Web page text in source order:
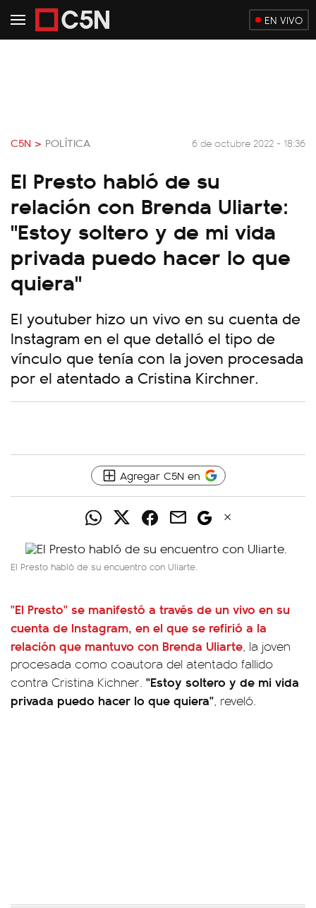
EN VIVO
C5N > POLÍTICA 6 de octubre 2022 - 18:36
El Presto habló de su
relación con Brenda Uliarte:
"Estoy soltero y de mi vida
privada puedo hacer lo que
quiera"
El youtuber hizo un vivo en su cuenta de
Instagram en el que detalló el tipo de
vínculo que tenía con la joven procesada
por el atentado a Cristina Kirchner.
Agregar C5N en
El Presto habló de su encuentro con Uliarte.
"El Presto" se manifestó a través de un vivo en su
cuenta de Instagram, en el que se refirió a la
relación que mantuvo con Brenda Uliarte, la joven
procesada como coautora del atentado fallido
contra Cristina Kichner. "Estoy soltero y de mi vida
privada puedo hacer lo que quiera", reveló.